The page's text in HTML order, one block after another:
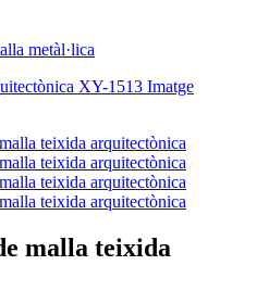
metàl·lica
malla teixida